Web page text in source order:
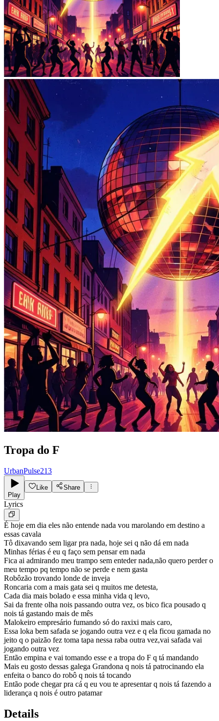
Tropa do F
UrbanPulse213
Play
Like Share
Lyrics
É hoje em dia eles não entende nada vou marolando em destino a
essas cavala
Tô dixavando sem ligar pra nada, hoje sei q não dá em nada
Minhas férias é eu q faço sem pensar em nada
Fica ai admirando meu trampo sem enteder nada,não quero perder o
meu tempo pq tempo não se perde e nem gasta
Robôzão trovando londe de inveja
Roncaria com a mais gata sei q muitos me detesta,
Cada dia mais bolado e essa minha vida q levo,
Sai da frente olha nois passando outra vez, os bico fica pousado q
nois tá gastando mais de mês
Malokeiro empresário fumando só do raxixi mais caro,
Essa loka bem safada se jogando outra vez e q ela ficou gamada no
jeito q o paizão fez toma tapa nessa raba outra vez,vai safada vai
jogando outra vez
Então empina e vai tomando esse e a tropa do F q tá mandando
Mais eu gosto dessas galega Grandona q nois tá patrocinando ela
enfeita o banco do robô q nois tá tocando
Então pode chegar pra cá q eu vou te apresentar q nois tá fazendo a
liderança q nois é outro patamar
Details